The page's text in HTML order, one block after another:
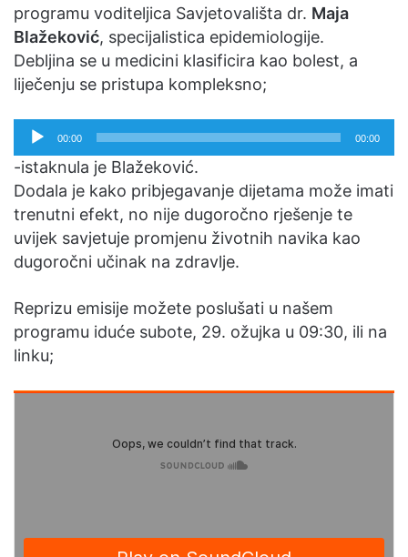
programu voditeljica Savjetovališta dr. Maja
Blažeković, specijalistica epidemiologije.
Debljina se u medicini klasificira kao bolest, a
liječenju se pristupa kompleksno;
Reproduktor
audiozapisa
00:00 00:00
-istaknula je Blažeković.
Dodala je kako pribjegavanje dijetama može imati
trenutni efekt, no nije dugoročno rješenje te
uvijek savjetuje promjenu životnih navika kao
dugoročni učinak na zdravlje.
Reprizu emisije možete poslušati u našem
programu iduće subote, 29. ožujka u 09:30, ili na
linku;